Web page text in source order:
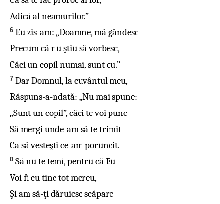
Adică al neamurilor.”
6 Eu zis-am: „Doamne, mă gândesc
Precum că nu ştiu să vorbesc,
Căci un copil numai, sunt eu.”
7 Dar Domnul, la cuvântul meu,
Răspuns-a-ndată: „Nu mai spune:
„Sunt un copil”, căci te voi pune
Să mergi unde-am să te trimit
Ca să vesteşti ce-am poruncit.
8 Să nu te temi, pentru că Eu
Voi fi cu tine tot mereu,
Şi am să-ţi dăruiesc scăpare